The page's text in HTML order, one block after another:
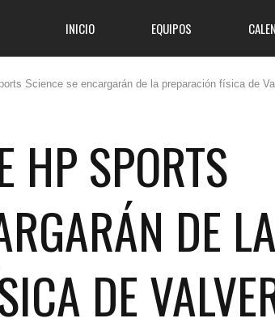
INICIO EQUIPOS
Science se encargarán de la preparación física de
HP SPORTS
DE LA
DE